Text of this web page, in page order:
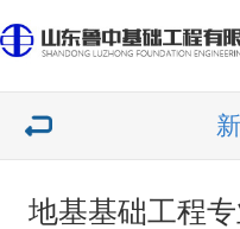
地基基础工程